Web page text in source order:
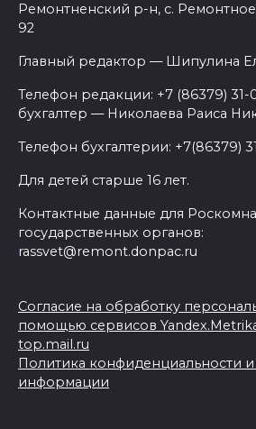
Ремонтненский р-н, с.
92
Главный редактор — Шипулина
Телефон редакции: +7 (86379) 31-
бухгалтер — Николаева Раиса
Телефон бухгалтерии: +7(86379)
Для детей старше 16 лет.
Контактные данные для
государственных органов:
rassvet@remont.donpac.ru
Согласие на обработку
помощью сервисов
top.mail.ru
Политика конфиденциальности
информации